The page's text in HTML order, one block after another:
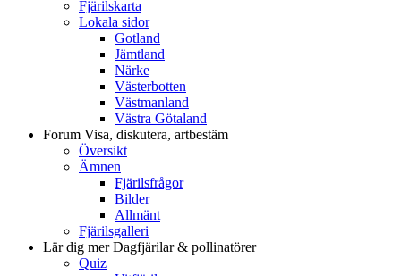
Fjärilskarta
Lokala sidor
Gotland
Jämtland
Närke
Västerbotten
Västmanland
Västra Götaland
Forum Visa, diskutera, artbestäm
Översikt
Ämnen
Fjärilsfrågor
Bilder
Allmänt
Fjärilsgalleri
Lär dig merDagfjärilar & pollinatörer
Quiz